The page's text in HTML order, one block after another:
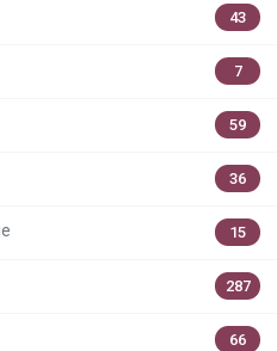
43
7
59
36
15
287
66